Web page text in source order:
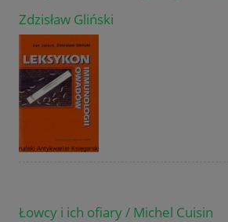
Zdzisław Gliński
Łowcy i ich ofiary / Michel Cuisin